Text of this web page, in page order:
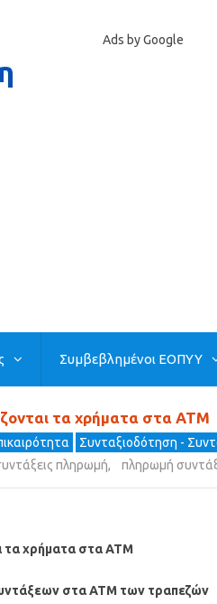
Ads by Google
Συμβεβλημένοι ΕΟΠΥΥ
τα χρήματα στα ΑΤΜ
Συνταξιοδότηση -
πληρωμή, πληρωμή
τα χρήματα στα ΑΤΜ
στα ΑΤΜ των τραπεζών